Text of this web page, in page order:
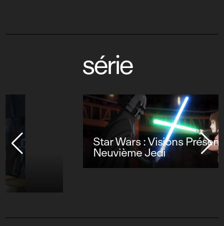
série
Star Wars : Visions Présente - Le
Neuvième Jedi